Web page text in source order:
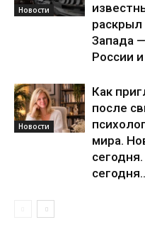
Новости
раскрыл
Запада
России
Новости
Как
после
мира.